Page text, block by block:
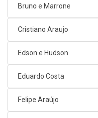
Bruno e Marrone
Cristiano Araujo
Edson e Hudson
Eduardo Costa
Felipe Araújo